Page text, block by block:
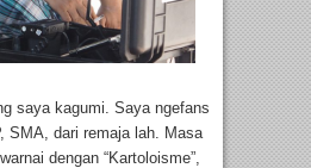
saya kagumi. Saya ngefans
SMA, dari remaja lah. Masa
dengan “Kartoloisme”,